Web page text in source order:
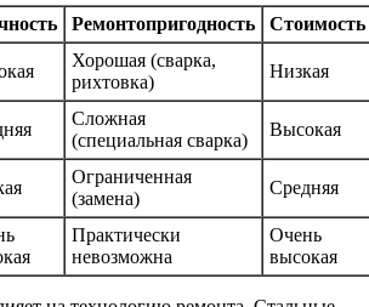
Ремонтопригодность Стоимость
Хорошая (сварка,
рихтовка)
Низкая
Сложная
(специальная сварка)
Высокая
Ограниченная
(замена)
Средняя
Практически
невозможна
Очень
высокая